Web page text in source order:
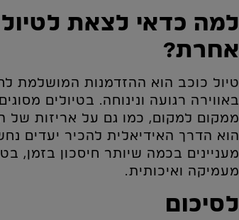
למה כדאי לצאת
אחרת?
טיול כוכב הוא ההזדמנות המושלמת
באווירה רגועה ונינוחה. בטיולים
ממקום למקום, כמו גם על אריזות של
הוא הדרך האידיאלית להכיר יעדים
מעניינים בכמה שיותר חיסכון בזמן,
מעמיקה ואיכותית.
לסיכום